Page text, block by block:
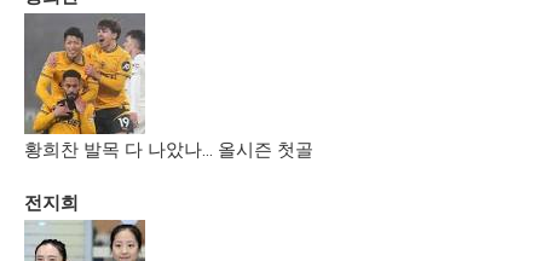
황희찬 발목 다 나았나… 올시즌 첫골
전지희